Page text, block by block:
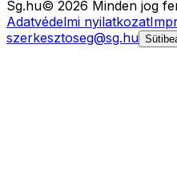
Sg.hu© 2026 Minden jog
Adatvédelmi nyilatkozat
szerkesztoseg@sg.hu